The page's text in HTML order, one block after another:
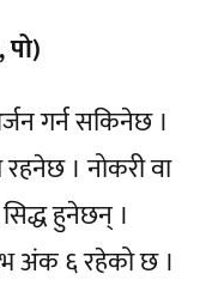
गर्न सकिनेछ ।
रहनेछ । नोकरी वा
हुनेछन् ।
अंक ६ रहेको छ ।